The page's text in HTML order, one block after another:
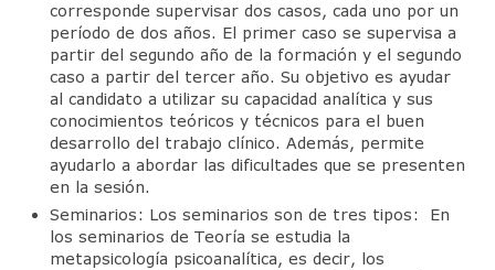
Contacto
Reseñas Bibliograficas
Articulos y/o Libros de Interes
Enlaces Asociados
corresponde supervisar dos casos, cada uno por un
período de dos años. El primer caso se supervisa a
partir del segundo año de la formación y el segundo
caso a partir del tercer año. Su objetivo es ayudar
al candidato a utilizar su capacidad analítica y sus
conocimientos teóricos y técnicos para el buen
desarrollo del trabajo clínico. Además, permite
ayudarlo a abordar las dificultades que se presenten
en la sesión.
Seminarios: Los seminarios son de tres tipos: En
los seminarios de Teoría se estudia la
metapsicología psicoanalítica, es decir, los